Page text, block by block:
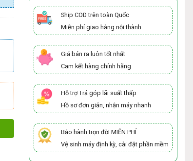
Ship COD trên toàn Quốc
Miễn phí giao hàng nội thành
Giá bán ra luôn tốt nhất
Cam kết hàng chính hãng
Hỗ trợ Trả góp lãi suất thấp
Hồ sơ đơn giản, nhận máy nhanh
Bảo hành trọn đời MIỄN PHÍ
Vệ sinh máy định kỳ, cài đặt phần mềm